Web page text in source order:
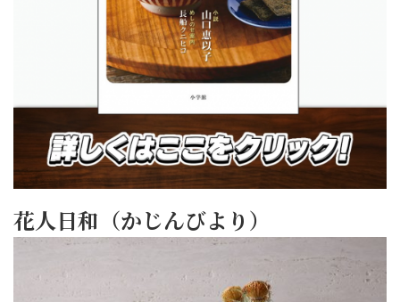
花人日和（かじんびより）